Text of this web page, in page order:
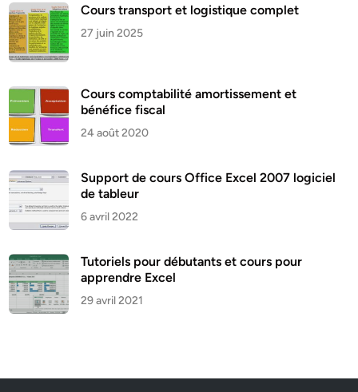
Cours transport et logistique complet
27 juin 2025
Cours comptabilité amortissement et
bénéfice fiscal
24 août 2020
Support de cours Office Excel 2007 logiciel
de tableur
6 avril 2022
Tutoriels pour débutants et cours pour
apprendre Excel
29 avril 2021